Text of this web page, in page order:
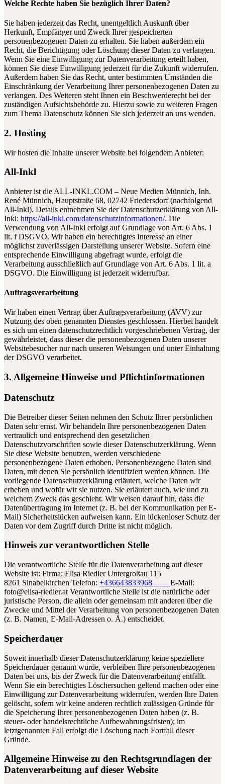
Welche Rechte haben Sie bezüglich Ihrer Daten?
Sie haben jederzeit das Recht, unentgeltlich Auskunft über
Herkunft, Empfänger und Zweck Ihrer gespeicherten
personenbezogenen Daten zu erhalten. Sie haben außerdem ein
Recht, die Berichtigung oder Löschung dieser Daten zu verlangen.
Wenn Sie eine Einwilligung zur Datenverarbeitung erteilt haben,
können Sie diese Einwilligung jederzeit für die Zukunft widerrufen.
Außerdem haben Sie das Recht, unter bestimmten Umständen die
Einschränkung der Verarbeitung Ihrer personenbezogenen Daten zu
verlangen. Des Weiteren steht Ihnen ein Beschwerderecht bei der
zuständigen Aufsichtsbehörde zu. Hierzu sowie zu weiteren Fragen
zum Thema Datenschutz können Sie sich jederzeit an uns wenden.
2. Hosting
Wir hosten die Inhalte unserer Website bei folgendem Anbieter:
All-Inkl
Anbieter ist die ALL-INKL.COM – Neue Medien Münnich, Inh.
René Münnich, Hauptstraße 68, 02742 Friedersdorf (nachfolgend
All-Inkl). Details entnehmen Sie der Datenschutzerklärung von All-
Inkl: https://all-inkl.com/datenschutzinformationen/. Die
Verwendung von All-Inkl erfolgt auf Grundlage von Art. 6 Abs. 1
lit. f DSGVO. Wir haben ein berechtigtes Interesse an einer
möglichst zuverlässigen Darstellung unserer Website. Sofern eine
entsprechende Einwilligung abgefragt wurde, erfolgt die
Verarbeitung ausschließlich auf Grundlage von Art. 6 Abs. 1 lit. a
DSGVO. Die Einwilligung ist jederzeit widerrufbar.
Auftragsverarbeitung
Wir haben einen Vertrag über Auftragsverarbeitung (AVV) zur
Nutzung des oben genannten Dienstes geschlossen. Hierbei handelt
es sich um einen datenschutzrechtlich vorgeschriebenen Vertrag, der
gewährleistet, dass dieser die personenbezogenen Daten unserer
Websitebesucher nur nach unseren Weisungen und unter Einhaltung
der DSGVO verarbeitet.
3. Allgemeine Hinweise und Pflicht­informationen
Datenschutz
Die Betreiber dieser Seiten nehmen den Schutz Ihrer persönlichen
Daten sehr ernst. Wir behandeln Ihre personenbezogenen Daten
vertraulich und entsprechend den gesetzlichen
Datenschutzvorschriften sowie dieser Datenschutzerklärung. Wenn
Sie diese Website benutzen, werden verschiedene
personenbezogene Daten erhoben. Personenbezogene Daten sind
Daten, mit denen Sie persönlich identifiziert werden können. Die
vorliegende Datenschutzerklärung erläutert, welche Daten wir
erheben und wofür wir sie nutzen. Sie erläutert auch, wie und zu
welchem Zweck das geschieht. Wir weisen darauf hin, dass die
Datenübertragung im Internet (z. B. bei der Kommunikation per E-
Mail) Sicherheitslücken aufweisen kann. Ein lückenloser Schutz der
Daten vor dem Zugriff durch Dritte ist nicht möglich.
Hinweis zur verantwortlichen Stelle
Die verantwortliche Stelle für die Datenverarbeitung auf dieser
Website ist: Firma: Elisa Riedler Untergroßau 115
8261 Sinabelkirchen Telefon: +436643833968 E-Mail:
foto@elisa-riedler.at Verantwortliche Stelle ist die natürliche oder
juristische Person, die allein oder gemeinsam mit anderen über die
Zwecke und Mittel der Verarbeitung von personenbezogenen Daten
(z. B. Namen, E-Mail-Adressen o. Ä.) entscheidet.
Speicherdauer
Soweit innerhalb dieser Datenschutzerklärung keine speziellere
Speicherdauer genannt wurde, verbleiben Ihre personenbezogenen
Daten bei uns, bis der Zweck für die Datenverarbeitung entfällt.
Wenn Sie ein berechtigtes Löschersuchen geltend machen oder eine
Einwilligung zur Datenverarbeitung widerrufen, werden Ihre Daten
gelöscht, sofern wir keine anderen rechtlich zulässigen Gründe für
die Speicherung Ihrer personenbezogenen Daten haben (z. B.
steuer- oder handelsrechtliche Aufbewahrungsfristen); im
letztgenannten Fall erfolgt die Löschung nach Fortfall dieser
Gründe.
Allgemeine Hinweise zu den Rechtsgrundlagen der
Datenverarbeitung auf dieser Website